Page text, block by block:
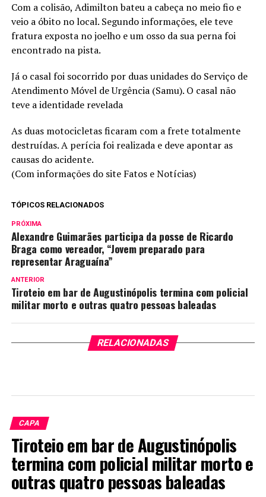
Com a colisão, Adimilton bateu a cabeça no meio fio e
veio a óbito no local. Segundo informações, ele teve
fratura exposta no joelho e um osso da sua perna foi
encontrado na pista.
Já o casal foi socorrido por duas unidades do Serviço de
Atendimento Móvel de Urgência (Samu). O casal não
teve a identidade revelada
As duas motocicletas ficaram com a frete totalmente
destruídas. A perícia foi realizada e deve apontar as
causas do acidente.
(Com informações do site Fatos e Notícias)
TÓPICOS RELACIONADOS
PRÓXIMA
Alexandre Guimarães participa da posse de Ricardo
Braga como vereador, “Jovem preparado para
representar Araguaína”
ANTERIOR
Tiroteio em bar de Augustinópolis termina com policial
militar morto e outras quatro pessoas baleadas
RELACIONADAS
CAPA
Tiroteio em bar de Augustinópolis
termina com policial militar morto e
outras quatro pessoas baleadas